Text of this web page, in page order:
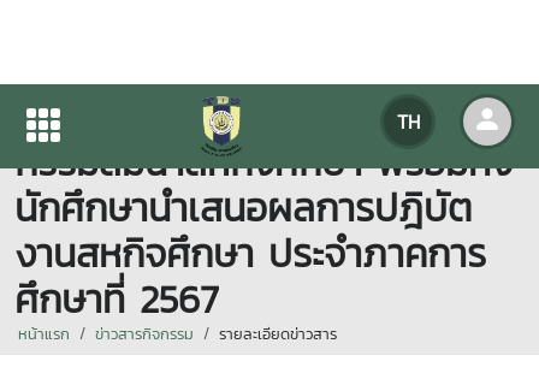
TH
คณะพัฒนาการท่องเที่ยวจัดกิจ
กรรมสัมนาสหกิจศึกษา พร้อมทั้ง
นักศึกษานำเสนอผลการปฎิบัต
งานสหกิจศึกษา ประจำภาคการ
ศึกษาที่ 2567
หน้าแรก ข่าวสารกิจกรรม รายละเอียดข่าวสาร